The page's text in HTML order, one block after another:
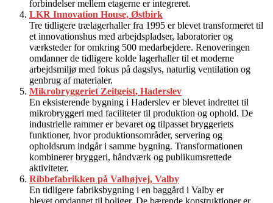
forbindelser mellem etagerne er integreret.
LKR Innovation House, Østbirk
Tre tidligere trælagerhaller fra 1995 er blevet transformeret til
et innovationshus med arbejdspladser, laboratorier og
værksteder for omkring 500 medarbejdere. Renoveringen
omdanner de tidligere kolde lagerhaller til et moderne
arbejdsmiljø med fokus på dagslys, naturlig ventilation og
genbrug af materialer.
Mikrobryggeriet Zeitgeist, Haderslev
En eksisterende bygning i Haderslev er blevet indrettet til
mikrobryggeri med faciliteter til produktion og ophold. De
industrielle rammer er bevaret og tilpasset bryggeriets
funktioner, hvor produktionsområder, servering og
opholdsrum indgår i samme bygning. Transformationen
kombinerer bryggeri, håndværk og publikumsrettede
aktiviteter.
Ribbefabrikken på Valhøjvej, Valby
En tidligere fabriksbygning i en baggård i Valby er
blevet omdannet til boliger. De bærende konstruktioner er